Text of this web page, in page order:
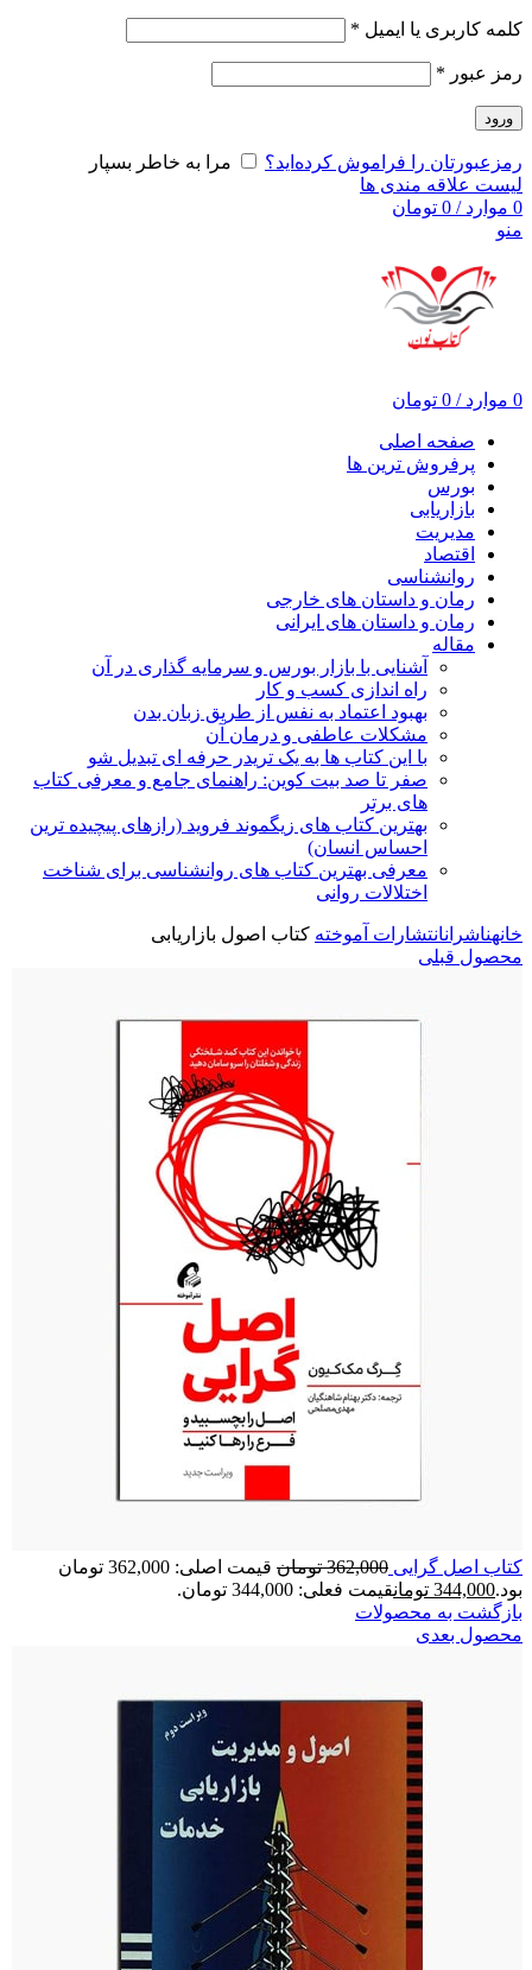
کلمه کاربری یا ایمیل *
رمز عبور *
ورود
رمزعبورتان را فراموش کرده‌اید؟
مرا به خاطر بسپار
لیست علاقه مندی ها
0 موارد /
0 تومان
منو
0 موارد /
0 تومان
صفحه اصلی
پرفروش ترین ها
بورس
بازاریابی
مدیریت
اقتصاد
روانشناسی
رمان و داستان های خارجی
رمان و داستان های ایرانی
مقاله
آشنایی با بازار بورس و سرمایه گذاری در آن
راه اندازی کسب و کار
بهبود اعتماد به نفس از طریق زبان بدن
مشکلات عاطفی و درمان آن
با این کتاب ها به یک تریدر حرفه ای تبدیل شو
صفر تا صد بیت کوین: راهنمای جامع و معرفی کتاب
های برتر
بهترین کتاب های زیگموند فروید (رازهای پیچیده ترین
احساس انسان)
معرفی بهترین کتاب های روانشناسی برای شناخت
اختلالات روانی
خانهناشرانانتشارات آموخته کتاب اصول بازاریابی
محصول قبلی
کتاب اصل گرایی 362,000 تومان
قیمت اصلی: 362,000 تومان
بود.344,000 تومانقیمت فعلی: 344,000 تومان.
بازگشت به محصولات
محصول بعدی